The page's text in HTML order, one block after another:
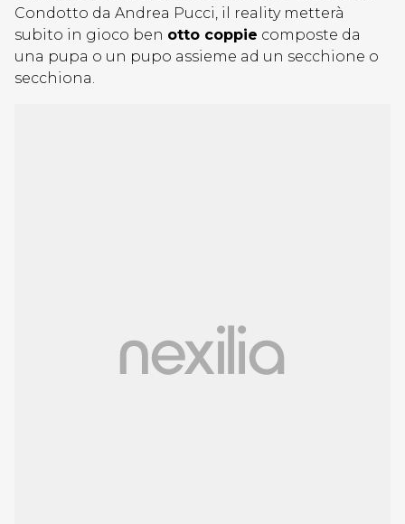
Condotto da Andrea Pucci, il reality metterà
subito in gioco ben otto coppie composte da
una pupa o un pupo assieme ad un secchione o
secchiona.